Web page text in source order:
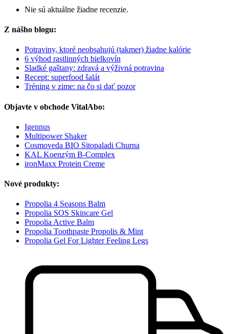
Nie sú aktuálne žiadne recenzie.
Z nášho blogu:
Potraviny, ktoré neobsahujú (takmer) žiadne kalórie
6 výhod rastlinných bielkovín
Sladké gaštany: zdravá a výživná potravina
Recept: superfood šalát
Tréning v zime: na čo si dať pozor
Objavte v obchode VitalAbo:
Igennus
Multipower Shaker
Cosmoveda BIO Sitopaladi Churna
KAL Koenzým B-Complex
ironMaxx Protein Creme
Nové produkty:
Propolia 4 Seasons Balm
Propolia SOS Skincare Gel
Propolia Active Balm
Propolia Toothpaste Propolis & Mint
Propolia Gel For Lighter Feeling Legs